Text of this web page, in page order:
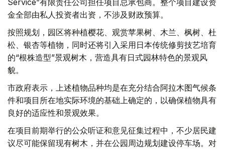
Service”有限责任公司担任项目总承包商。整个项目建设资
金全部由私人投资者出资，不涉及财政预算。
按照规划，园区将种植樱花、观赏苹果树、木兰、枫树、杜
松、银杏等植物，同时还将引入采用日本传统修剪技艺培育
的“根株造型”景观树木，营造具有日式园林特色的景观风
貌。
市政府表示，上述植物品种均是在充分结合阿拉木图气候条
件和项目所在地实际环境的基础上确定的，以确保植物具有
良好的适应性和景观效果。
在项目前期举行的公众听证和意见征集过程中，不少居民建
议尽可能保留现有树木，并在公园周边规划建设停车场。对